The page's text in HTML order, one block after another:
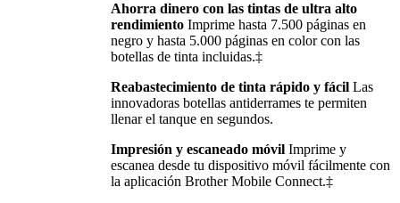
Ahorra dinero con las tintas de ultra alto
rendimiento Imprime hasta 7.500 páginas en
negro y hasta 5.000 páginas en color con las
botellas de tinta incluidas.‡
Reabastecimiento de tinta rápido y fácil Las
innovadoras botellas antiderrames te permiten
llenar el tanque en segundos.
Impresión y escaneado móvil Imprime y
escanea desde tu dispositivo móvil fácilmente con
la aplicación Brother Mobile Connect.‡